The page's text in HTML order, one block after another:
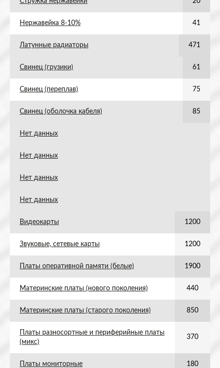
Нержавейка 8-10% 41
Латунные радиаторы 471
Свинец (грузики) 61
Свинец (переплав) 75
Свинец (оболочка кабеля) 85
Нет данных
Нет данных
Нет данных
Нет данных
Видеокарты 1200
Звуковые, сетевые карты 1200
Платы оперативной памяти (белые) 1900
Материнские платы (нового поколения) 440
Материнские платы (старого поколения) 850
Платы разносортные и периферийные платы
(микс)
370
Платы мониторные 180